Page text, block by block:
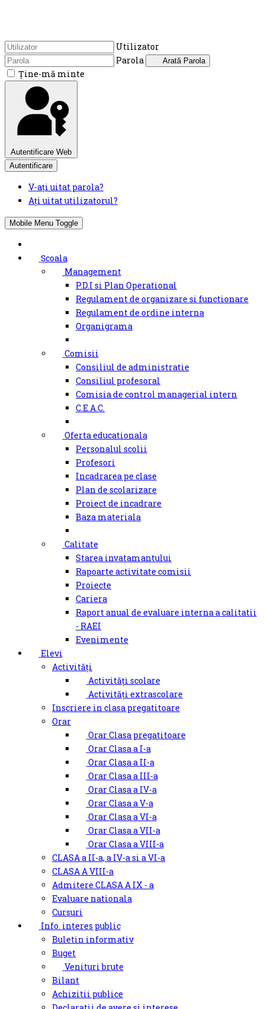
Utilizator
Parola
Arată Parola
Ţine-mă minte
Autentificare Web
Autentificare
V-ați uitat parola?
Ați uitat utilizatorul?
Mobile Menu Toggle
Școala
Management
P.D.I si Plan Operational
Regulament de organizare si functionare
Regulament de ordine interna
Organigrama
Comisii
Consiliul de administratie
Consiliul profesoral
Comisia de control managerial intern
C.E.A.C.
Oferta educationala
Personalul scolii
Profesori
Incadrarea pe clase
Plan de scolarizare
Proiect de incadrare
Baza materiala
Calitate
Starea invatamantului
Rapoarte activitate comisii
Proiecte
Cariera
Raport anual de evaluare interna a calitatii
- RAEI
Evenimente
Elevi
Activități
Activități scolare
Activități extrascolare
Inscriere in clasa pregatitoare
Orar
Orar Clasa pregatitoare
Orar Clasa a I-a
Orar Clasa a II-a
Orar Clasa a III-a
Orar Clasa a IV-a
Orar Clasa a V-a
Orar Clasa a VI-a
Orar Clasa a VII-a
Orar Clasa a VIII-a
CLASA a II-a, a IV-a si a VI-a
CLASA A VIII-a
Admitere CLASA A IX - a
Evaluare nationala
Cursuri
Info. interes public
Buletin informativ
Buget
Venituri brute
Bilant
Achizitii publice